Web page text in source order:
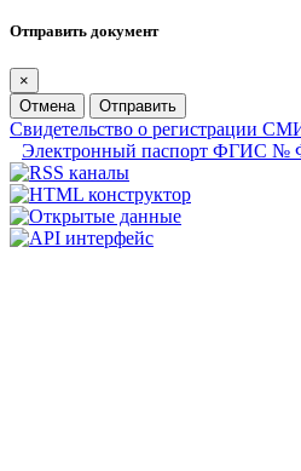
Отправить документ
×
Отмена
Отправить
Свидетельство о регистрации
Электронный паспорт ФГИС №